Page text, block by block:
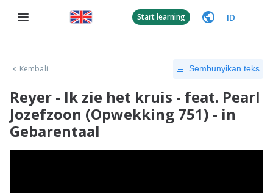
Start learning ID
Kembali Sembunyikan teks
Reyer - Ik zie het kruis - feat. Pearl
Jozefzoon (Opwekking 751) - in
Gebarentaal